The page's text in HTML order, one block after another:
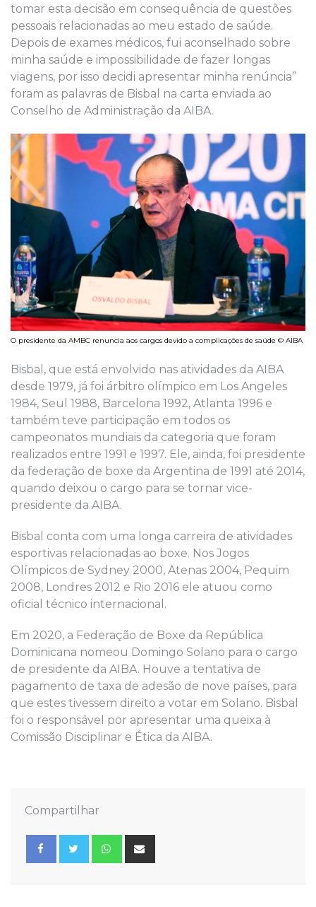
tomar esta decisão em consequência de questões
pessoais relacionadas ao meu estado de saúde.
Depois de exames médicos, fui aconselhado sobre
minha saúde e impossibilidade de fazer longas
viagens, por isso decidi apresentar minha renúncia”
foram as palavras de Bisbal na carta enviada ao
Conselho de Administração da AIBA.
O presidente da AMBC renuncia aos cargos devido a complicações de saúde © AIBA
Bisbal, que está envolvido nas atividades da AIBA
desde 1979, já foi árbitro olímpico em Los Angeles
1984, Seul 1988, Barcelona 1992, Atlanta 1996 e
também teve participação em todos os
campeonatos mundiais da categoria que foram
realizados entre 1991 e 1997. Ele, ainda, foi presidente
da federação de boxe da Argentina de 1991 até 2014,
quando deixou o cargo para se tornar vice-
presidente da AIBA.
Bisbal conta com uma longa carreira de atividades
esportivas relacionadas ao boxe. Nos Jogos
Olímpicos de Sydney 2000, Atenas 2004, Pequim
2008, Londres 2012 e Rio 2016 ele atuou como
oficial técnico internacional.
Em 2020, a Federação de Boxe da República
Dominicana nomeou Domingo Solano para o cargo
de presidente da AIBA. Houve a tentativa de
pagamento de taxa de adesão de nove países, para
que estes tivessem direito a votar em Solano. Bisbal
foi o responsável por apresentar uma queixa à
Comissão Disciplinar e Ética da AIBA.
Compartilhar
Whatsapp